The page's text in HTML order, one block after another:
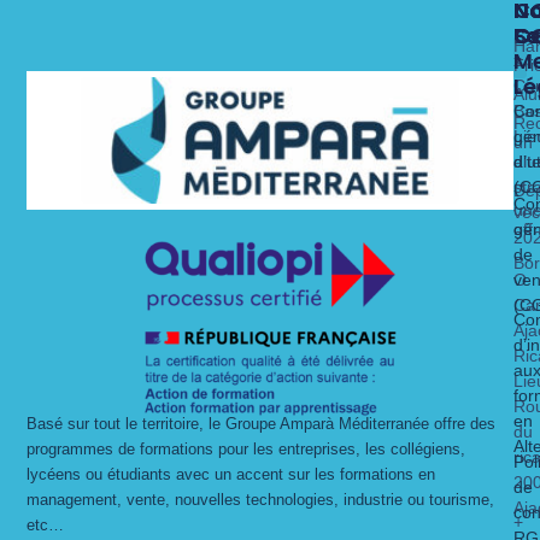
Basé sur tout le territoire, le Groupe Amparà Méditerranée offre des
programmes de formations pour les entreprises, les collégiens,
lycéens ou étudiants avec un accent sur les formations en
management, vente, nouvelles technologies, industrie ou tourisme,
etc…
un
x
dit
O
du
+
de
aux
en
de